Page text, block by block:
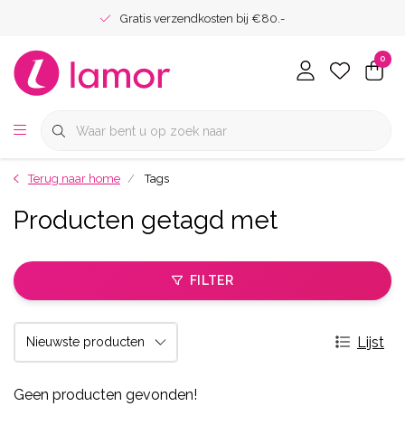
Gratis verzendkosten bij €80.-
0
Terug naar home Tags
Producten getagd met
FILTER
Lijst
Geen producten gevonden!